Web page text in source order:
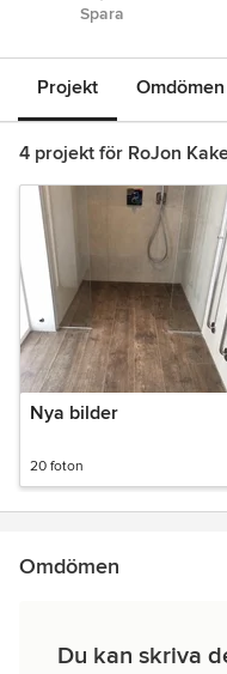
Spara
Projekt Omdömen
4 projekt för RoJon
Nya bilder
20 foton
Omdömen
Du kan skriva